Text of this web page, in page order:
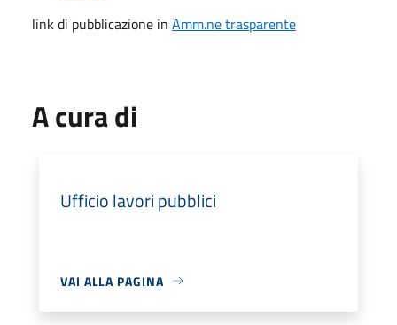
link di pubblicazione in Amm.ne trasparente
A cura di
Ufficio lavori pubblici
VAI ALLA PAGINA